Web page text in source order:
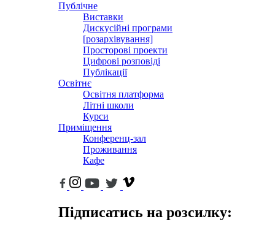
Публічне
Виставки
Дискусійні програми
[розархівування]
Просторові проекти
Цифрові розповіді
Публікації
Освітнє
Освітня платформа
Літні школи
Курси
Приміщення
Конференц-зал
Проживання
Кафе
Підписатись на розсилку: